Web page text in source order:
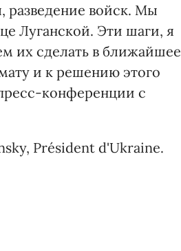
разведение войск. Мы
Луганской. Эти шаги, я
их сделать в ближайшее
и к решению этого
конференции с
Président d'Ukraine.